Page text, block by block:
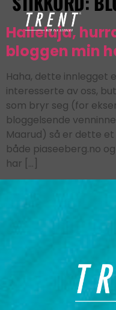
Halleluja,
bloggen min
Haha, dette innlegget
interesserte av oss,
som bryr seg (for
bloggelsende
Maarud) så er dette
både piaseeberg.no
har […]